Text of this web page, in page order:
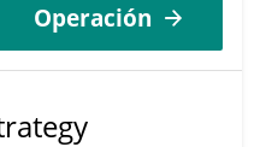
Operación